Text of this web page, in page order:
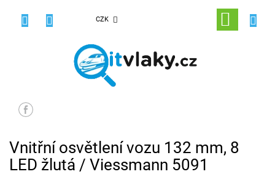
CZK
NÁKUPNÍ
KOŠÍK
Vnitřní osvětlení vozu 132 mm, 8
LED žlutá / Viessmann 5091